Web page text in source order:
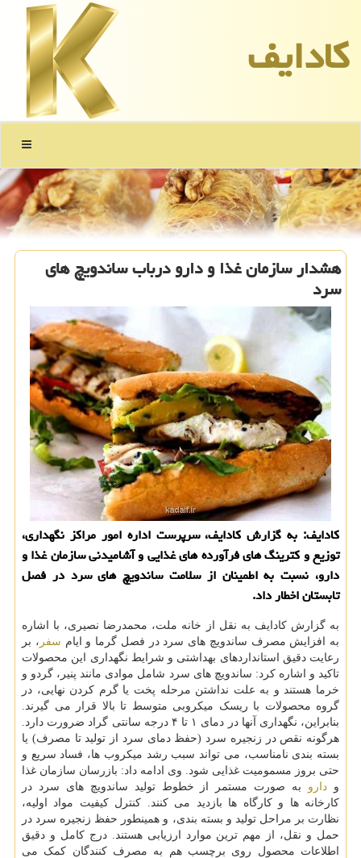
كادایف
منو
هشدار سازمان غذا و دارو درباب ساندویچ های
سرد
کادایف: به گزارش کادایف، سرپرست اداره امور مراکز نگهداری،
توزیع و کترینگ های فرآورده های غذایی و آشامیدنی سازمان غذا و
دارو، نسبت به اطمینان از سلامت ساندویچ های سرد در فصل
تابستان اخطار داد.
به گزارش کادایف به نقل از خانه ملت، محمدرضا نصیری، با اشاره
به افزایش مصرف ساندویچ های سرد در فصل گرما و ایام سفر ، بر
رعایت دقیق استانداردهای بهداشتی و شرایط نگهداری این محصولات
تاکید و اشاره کرد: ساندویچ های سرد شامل موادی مانند پنیر، گردو و
خرما هستند و به علت نداشتن مرحله پخت یا گرم کردن نهایی، در
گروه محصولات با ریسک میکروبی متوسط تا بالا قرار می گیرند.
بنابراین، نگهداری آنها در دمای ۱ تا ۴ درجه سانتی گراد ضرورت دارد.
هرگونه نقص در زنجیره سرد (حفظ دمای سرد از تولید تا مصرف) یا
بسته بندی نامناسب، می تواند سبب رشد میکروب ها، فساد سریع و
حتی بروز مسمومیت غذایی شود. وی ادامه داد: بازرسان سازمان غذا
و دارو به صورت مستمر از خطوط تولید ساندویچ های سرد در
کارخانه ها و کارگاه ها بازدید می کنند. کنترل کیفیت مواد اولیه،
نظارت بر مراحل تولید و بسته بندی، و همینطور حفظ زنجیره سرد در
حمل و نقل، از مهم ترین موارد ارزیابی هستند. درج کامل و دقیق
اطلاعات محصول روی برچسب هم به مصرف کنندگان کمک می